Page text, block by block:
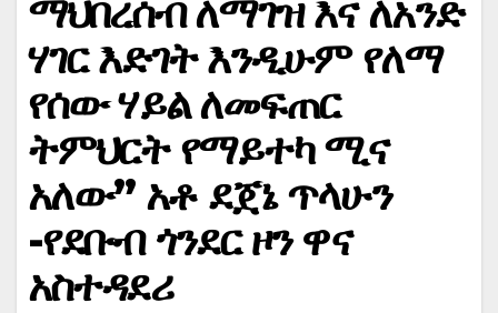
ማህበረሰብ ለማገዝ እና ለአንድ
ሃገር እድገት እንዲሁም የለማ
የሰው ሃይል ለመፍጠር
ትምህርት የማይተካ ሚና
አለው” አቶ ደጀኔ ጥላሁን
-የደቡብ ጎንደር ዞን ዋና
አስተዳደሪ